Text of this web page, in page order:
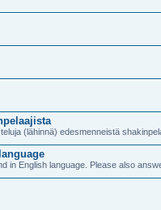
(lähinnä) edesmenneistä
in English language. Please also